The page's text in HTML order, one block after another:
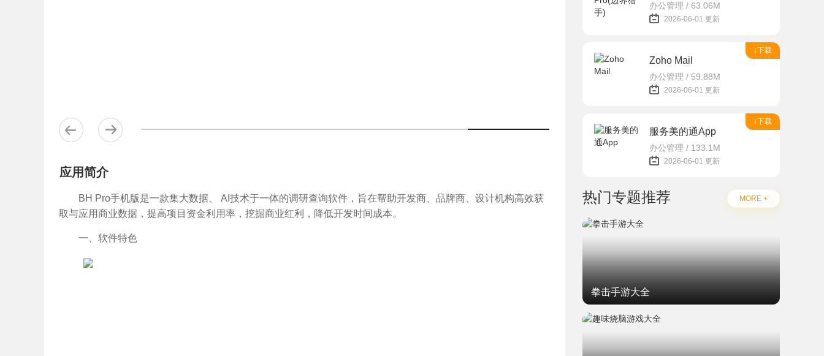
应用简介
BH Pro手机版是一款集大数据、 AI技术于一体的调研查询软件，旨在帮助开发商、品牌商、设计机构高效获
取与应用商业数据，提高项目资金利用率，挖掘商业红利，降低开发时间成本。
一、软件特色
办公管理 / 63.06M
2026-06-01 更新
↓下载
Zoho Mail
办公管理 / 59.88M
2026-06-01 更新
↓下载
服务美的通App
办公管理 / 133.1M
2026-06-01 更新
热门专题推荐 MORE +
拳击手游大全